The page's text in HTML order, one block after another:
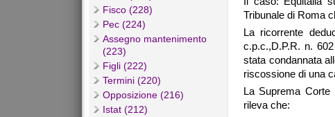
Fisco (228)
Pec (224)
Assegno mantenimento
(223)
Figli (222)
Termini (220)
Opposizione (216)
Istat (212)
Tribunale di Roma
La ricorrente
c.p.c.,D.P.R. n.
stata condannata
riscossione di una
La Suprema
rileva che: